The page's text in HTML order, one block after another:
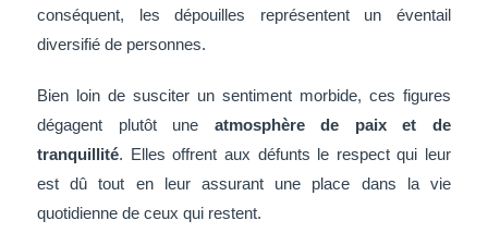
conséquent, les dépouilles représentent un éventail
diversifié de personnes.
Bien loin de susciter un sentiment morbide, ces figures
dégagent plutôt une atmosphère de paix et de
tranquillité. Elles offrent aux défunts le respect qui leur
est dû tout en leur assurant une place dans la vie
quotidienne de ceux qui restent.